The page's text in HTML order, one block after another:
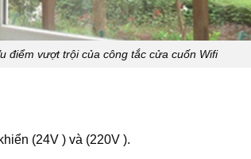
điểm vượt trội của công tắc cửa cuốn Wifi
(24V ) và (220V ).